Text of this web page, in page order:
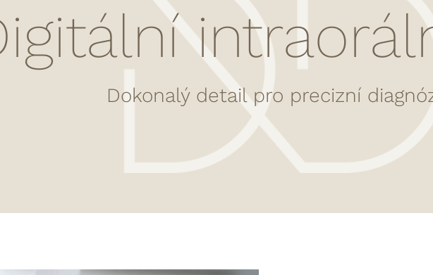
Dokonalý detail pro precizní